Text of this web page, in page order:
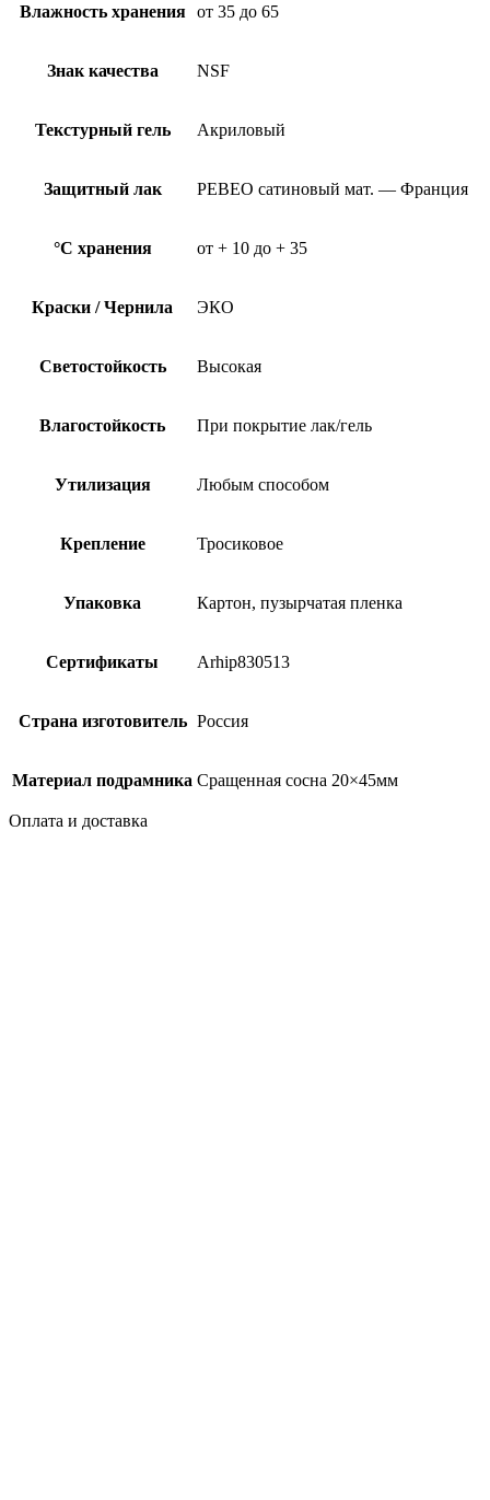
Влажность хранения от 35 до 65
Знак качества NSF
Текстурный гель Акриловый
Защитный лак PEBEO сатиновый мат. — Франция
°C хранения от + 10 до + 35
Краски / Чернила ЭКО
Светостойкость Высокая
Влагостойкость При покрытие лак/гель
Утилизация Любым способом
Крепление Тросиковое
Упаковка Картон, пузырчатая пленка
Сертификаты Arhip830513
Страна изготовитель Россия
Материал подрамника Сращенная сосна 20×45мм
Оплата и доставка